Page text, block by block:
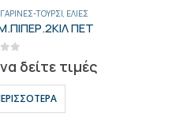
ΑΛΊΠΑΣΤΑ,ΓΕΝΙΚΑ
50ΓΡ ΤΡΥΦΩΝΙΔ
out of 5
για να δείτε τιμές
ΠΕΡΙΣΣΌΤΕΡΑ